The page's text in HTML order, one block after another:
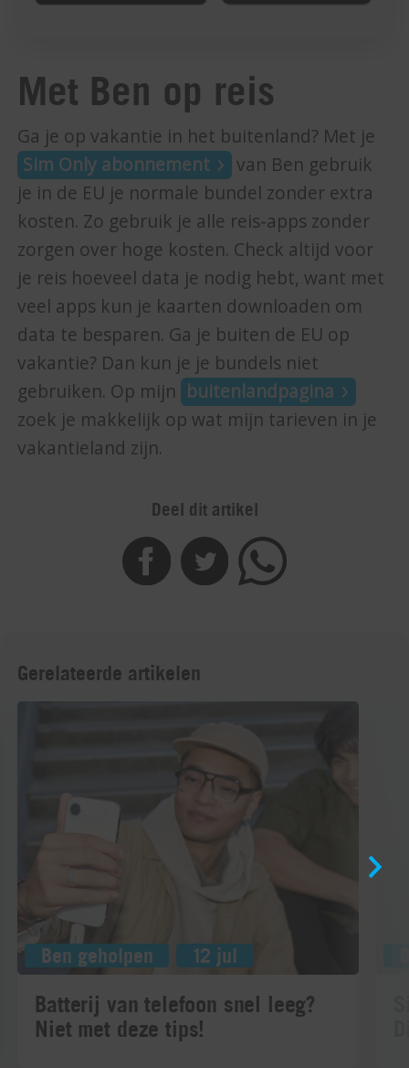
Met Ben op reis
Ga je op vakantie in het buitenland? Met je
Sim Only abonnement
van Ben gebruik
je in de EU je normale bundel zonder extra
kosten. Zo gebruik je alle reis-apps zonder
zorgen over hoge kosten. Check altijd voor
je reis hoeveel data je nodig hebt, want met
veel apps kun je kaarten downloaden om
data te besparen. Ga je buiten de EU op
vakantie? Dan kun je je bundels niet
gebruiken. Op mijn
buitenlandpagina
zoek je makkelijk op wat mijn tarieven in je
vakantieland zijn.
Deel dit artikel
Gerelateerde artikelen
Ben geholpen 12 jul
Batterij van telefoon snel leeg?
Niet met deze tips!